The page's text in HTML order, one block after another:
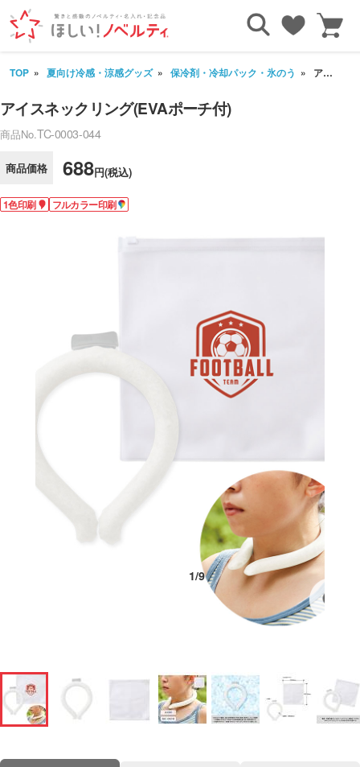
TOP 夏向け冷感・涼感グッズ 保冷剤・冷却パック・氷のう アイスネックリング(EVAポーチ付)
アイスネックリング(EVAポーチ付)
商品No.TC-0003-044
商品価格 688円(税込)
1色印刷 フルカラー印刷
1/9